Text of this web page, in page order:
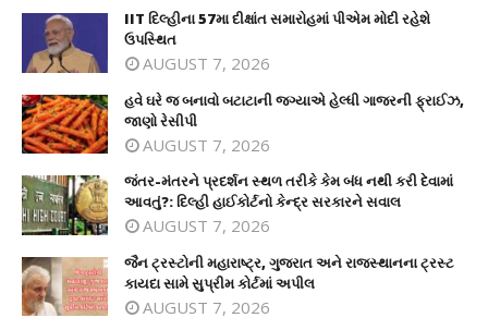
IIT દિલ્હીના 57મા દીક્ષાંત સમારોહમાં પીએમ મોદી રહેશે
ઉપસ્થિત
AUGUST 7, 2026
હવે ઘરે જ બનાવો બટાટાની જગ્યાએ હેલ્ધી ગાજરની ફ્રાઈઝ,
જાણો રેસીપી
AUGUST 7, 2026
જંતર-મંતરને પ્રદર્શન સ્થળ તરીકે કેમ બંધ નથી કરી દેવામાં
આવતું?: દિલ્હી હાઈકોર્ટનો કેન્દ્ર સરકારને સવાલ
AUGUST 7, 2026
જૈન ટ્રસ્ટોની મહારાષ્ટ્ર, ગુજરાત અને રાજસ્થાનના ટ્રસ્ટ
કાયદા સામે સુપ્રીમ કોર્ટમાં અપીલ
AUGUST 7, 2026